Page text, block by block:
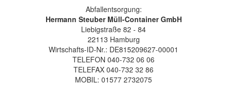
Abfallentsorgung:
Hermann Steuber Müll-Container GmbH
Liebigstraße 82 - 84
22113 Hamburg
Wirtschafts-ID-Nr.: DE815209627-00001
TELEFON 040-732 06 06
TELEFAX 040-732 32 86
MOBIL: 01577 2732075